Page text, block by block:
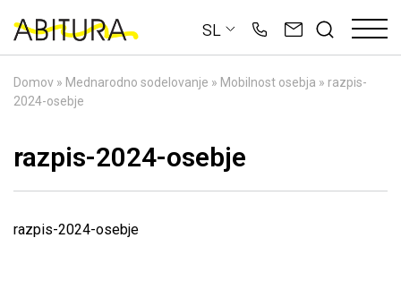
content
SL
Domov » Mednarodno sodelovanje » Mobilnost osebja » razpis-
2024-osebje
razpis-2024-osebje
razpis-2024-osebje